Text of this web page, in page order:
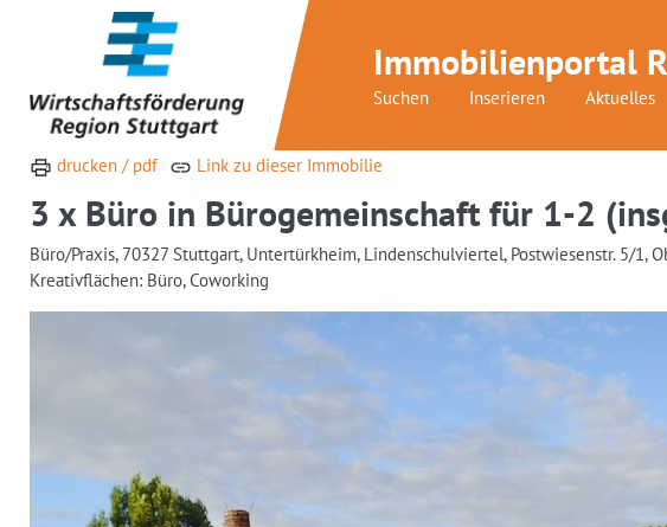
Immobilienportal
Suchen Inserieren Aktuelles
drucken / pdf Link zu dieser Immobilie
3 x Büro in Bürogemeinschaft für 1-2
Büro/Praxis, 70327 Stuttgart, Untertürkheim, Lindenschulviertel, Postwiesenstr. 5/1,
Kreativflächen: Büro, Coworking